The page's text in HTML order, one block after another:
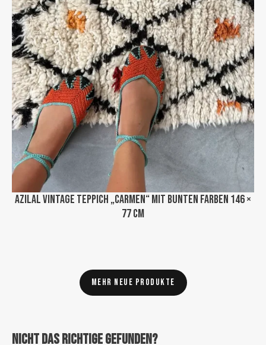
Azilal Vintage Teppich „Carmen“ mit bunten Farben 146 ×
77 cm
Mehr neue Produkte
Nicht das Richtige gefunden?